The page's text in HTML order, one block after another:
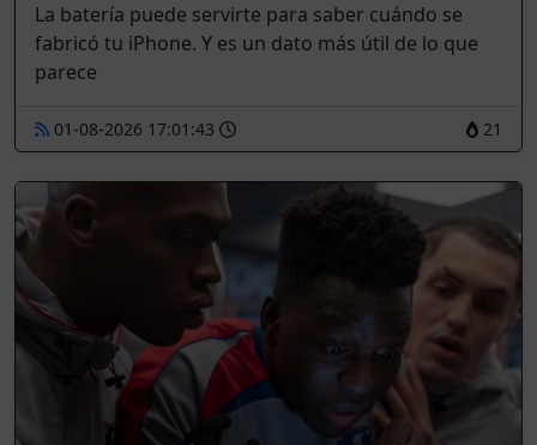
La batería puede servirte para saber cuándo se
fabricó tu iPhone. Y es un dato más útil de lo que
parece
21
01-08-2026 17:01:43